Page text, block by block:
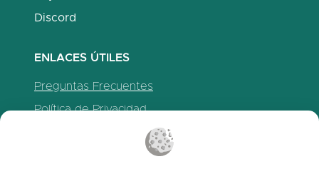
Discord
ENLACES ÚTILES
Preguntas Frecuentes
Política de Privacidad